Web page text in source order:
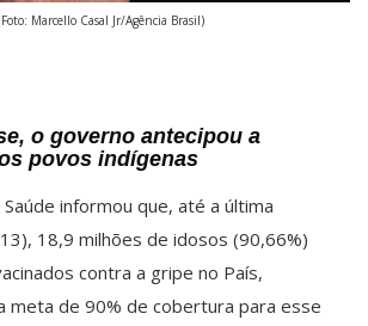
Marcello Casal Jr/Agência Brasil)
o governo antecipou a
povos indígenas
informou que, até a última
18,9 milhões de idosos (90,66%)
contra a gripe no País,
meta de 90% de cobertura para esse